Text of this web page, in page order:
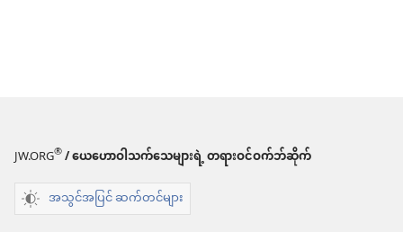
JW.ORG®/ ယေဟောဝါသက်သေများရဲ့ တရားဝင်ဝက်ဘ်ဆိုက်
အသွင်အပြင် ဆက်တင်များ